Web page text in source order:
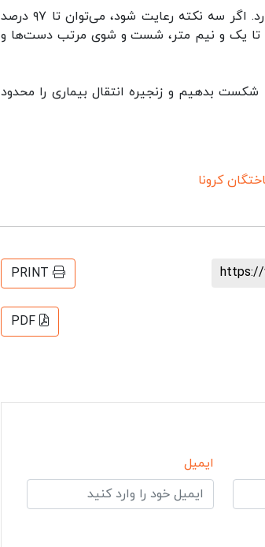
سخنگوی وزارت بهداشت گفت: بیماری کووید ۱۹ نه واکسن و نه دارویی دارد. اگر سه نکته رعایت شود، می‌توان تا ۹۷ درصد
تا یک و نیم متر، شست و شوی مرتب دست‌ها و
شکست بدهیم و زنجیره انتقال بیماری را محدود
کرونا
https://
PRINT
PDF
ایمیل